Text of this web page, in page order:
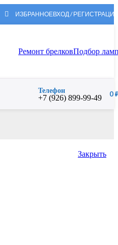
ИЗБРАННОЕВХОД /
Ремонт брелковПодбор
Телефон
+7 (926) 899-99-49 0
Закрыть